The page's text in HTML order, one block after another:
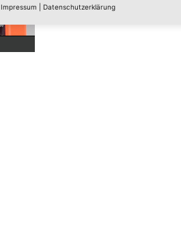
Impressum Datenschutzerklärung